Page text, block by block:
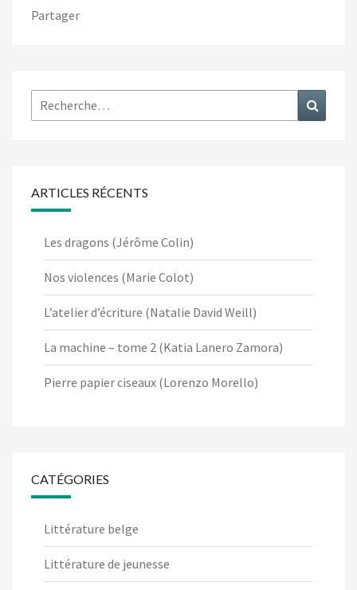
Partager
Rechercher :
ARTICLES RÉCENTS
Les dragons (Jérôme Colin)
Nos violences (Marie Colot)
L’atelier d’écriture (Natalie David Weill)
La machine – tome 2 (Katia Lanero Zamora)
Pierre papier ciseaux (Lorenzo Morello)
CATÉGORIES
Littérature belge
Littérature de jeunesse